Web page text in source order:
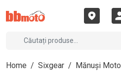
Home / Sixgear / Mănuși Moto